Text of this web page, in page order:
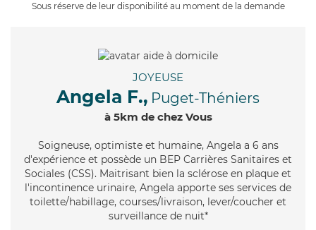
Sous réserve de leur disponibilité au moment de la demande
JOYEUSE
Angela F., Puget-Théniers
à 5km de chez Vous
Soigneuse, optimiste et humaine, Angela a 6 ans
d'expérience et possède un BEP Carrières Sanitaires et
Sociales (CSS). Maitrisant bien la sclérose en plaque et
l'incontinence urinaire, Angela apporte ses services de
toilette/habillage, courses/livraison, lever/coucher et
surveillance de nuit*